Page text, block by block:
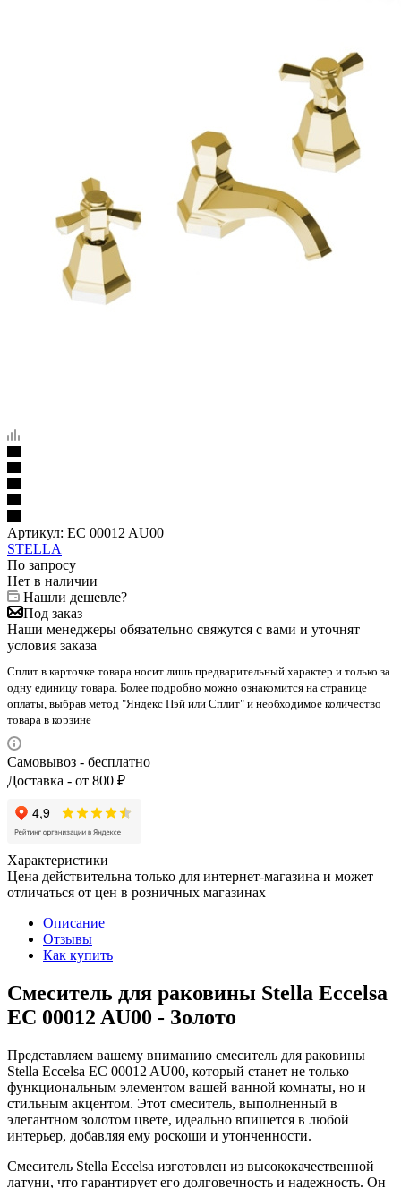
Артикул: EC 00012 AU00
STELLA
По запросу
Нет в наличии
Нашли дешевле?
Под заказ
Наши менеджеры обязательно свяжутся с вами и уточнят
условия заказа
Сплит в карточке товара носит лишь предварительный характер и только за
одну единицу товара. Более подробно можно ознакомится на странице
оплаты, выбрав метод "Яндекс Пэй или Сплит" и необходимое количество
товара в корзине
Самовывоз - бесплатно
Доставка - от 800 ₽
Характеристики
Цена действительна только для интернет-магазина и может
отличаться от цен в розничных магазинах
Описание
Отзывы
Как купить
Смеситель для раковины Stella Eccelsa
EC 00012 AU00 - Золото
Представляем вашему вниманию смеситель для раковины
Stella Eccelsa EC 00012 AU00, который станет не только
функциональным элементом вашей ванной комнаты, но и
стильным акцентом. Этот смеситель, выполненный в
элегантном золотом цвете, идеально впишется в любой
интерьер, добавляя ему роскоши и утонченности.
Смеситель Stella Eccelsa изготовлен из высококачественной
латуни, что гарантирует его долговечность и надежность. Он